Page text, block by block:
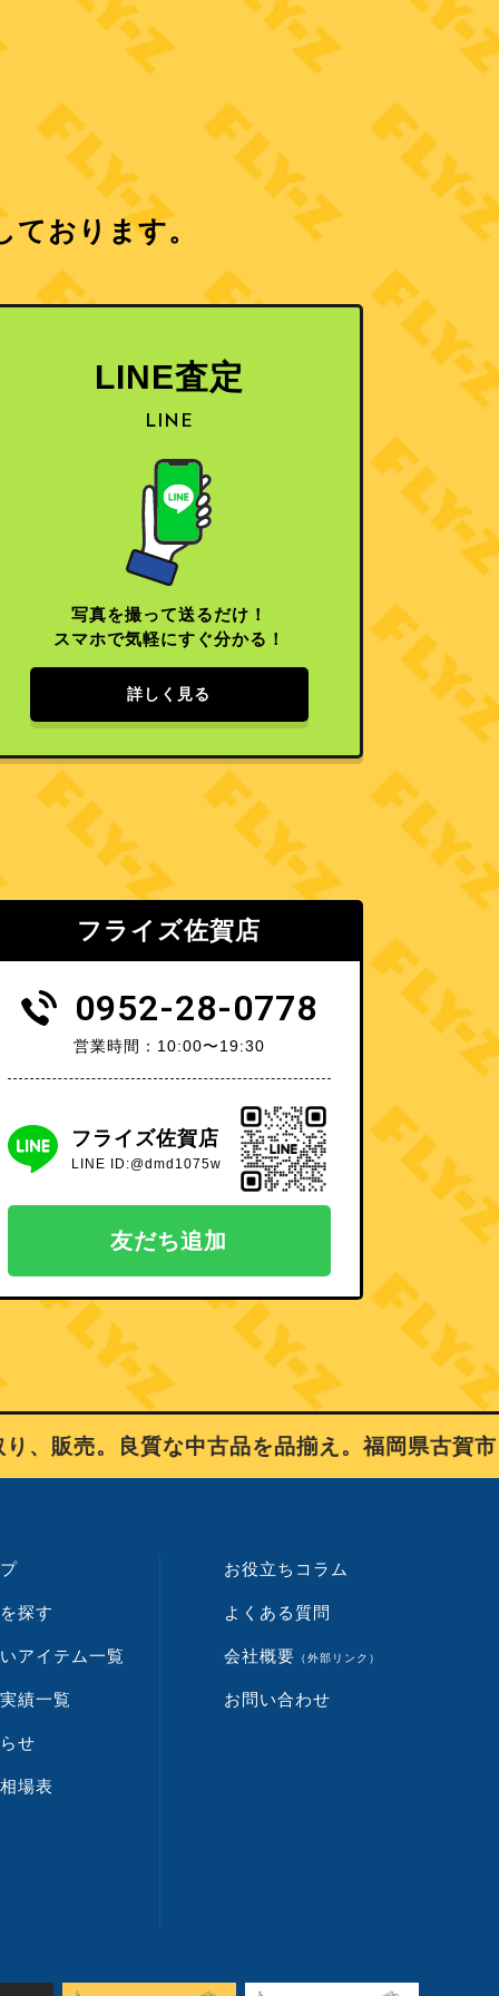
ております。
LINE査定
LINE
写真を撮って送るだけ！
スマホで気軽にすぐ分かる！
詳しく見る
フライズ佐賀店
0952-28-0778
営業時間：10:00〜19:30
フライズ佐賀店
LINE ID:@dmd1075w
友だち追加
。良質な中古品を品揃え。福岡県古賀市
探す
アイテム一覧
績一覧
せ
場表
お役立ちコラム
よくある質問
会社概要 （外部リンク）
お問い合わせ